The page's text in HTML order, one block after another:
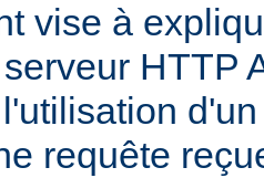
vise à
HTTP
requête